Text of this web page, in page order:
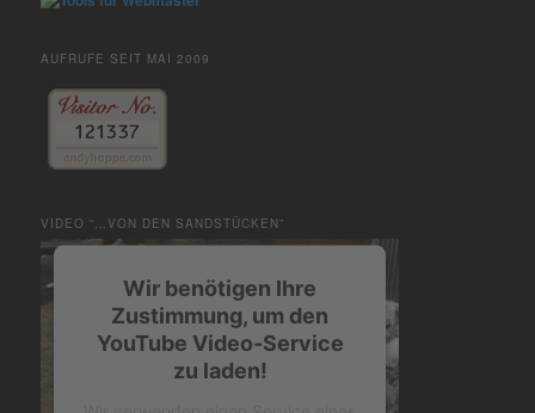
AUFRUFE SEIT MAI 2009
VIDEO “…VON DEN SANDSTÜCKEN”
Wir benötigen Ihre
Zustimmung, um den
YouTube Video-Service
zu laden!